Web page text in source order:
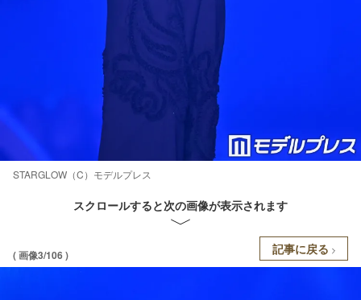
STARGLOW（C）モデルプレス
スクロールすると次の画像が表示されます
( 画像3/106 ) 記事に戻る